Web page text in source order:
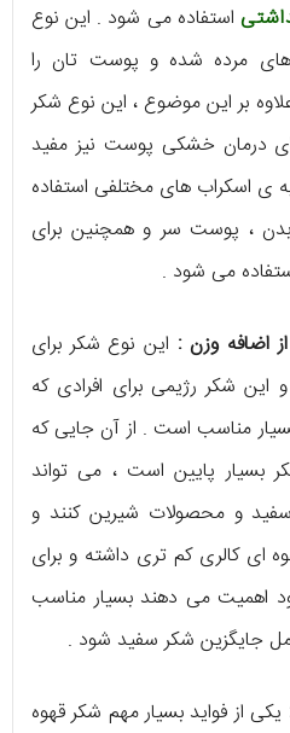
استفاده می شود . این نوع
مرده شده و پوست تان را
بر این موضوع ، این نوع شکر
درمان خشکی پوست نیز مفید
ی اسکراب های مختلفی استفاده
بدن ، پوست سر و همچنین برای
می شود .
این نوع شکر برای
این شکر رژیمی برای افرادی که
مناسب است . از آن جایی که
بسیار پایین است ، می تواند
و محصولات شیرین کنند و
ای کالری کم تری داشته و برای
اهمیت می دهند بسیار مناسب
جایگزین شکر سفید شود .
یکی از فواید بسیار مهم شکر قهوه